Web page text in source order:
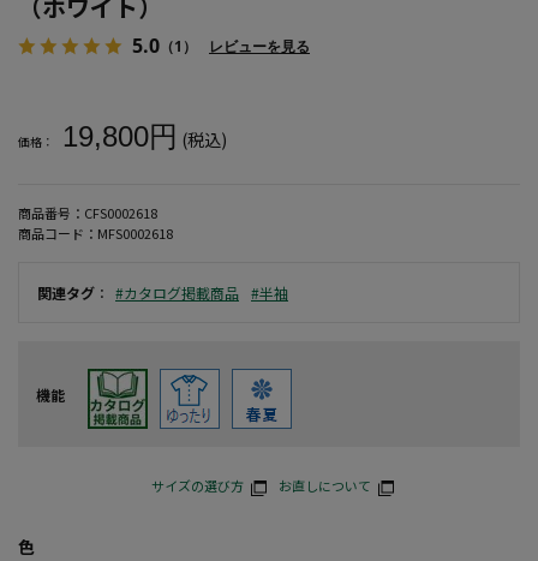
5.0 （1） レビューを見る
価格： 19,800円 (税込)
商品番号： CFS0002618
商品コード： MFS0002618
関連タグ ： #カタログ掲載商品 #半袖
機能
サイズの選び方 お直しについて
色